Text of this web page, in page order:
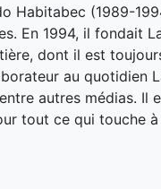
Habitabec (1989-
En 1994, il fondait
dont il est
au quotidien
autres médias. Il
tout ce qui touche